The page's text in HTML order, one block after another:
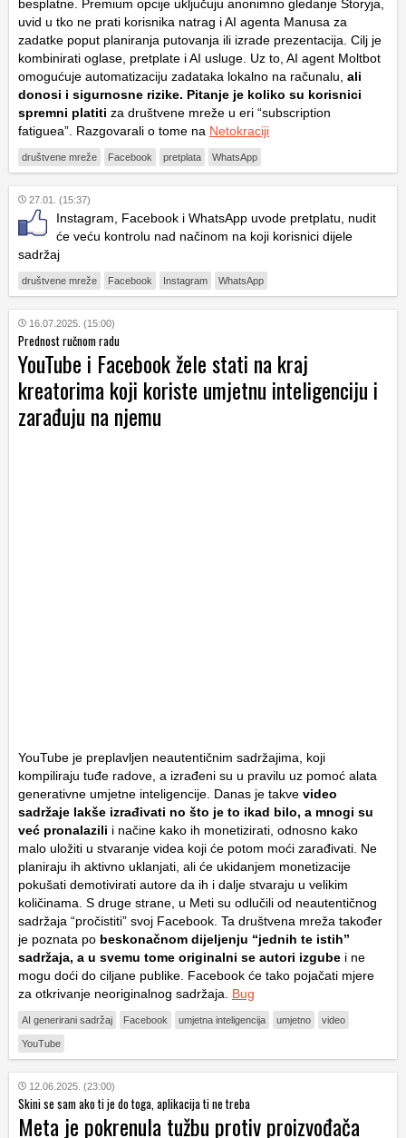
besplatne. Premium opcije uključuju anonimno gledanje Storyja,
uvid u tko ne prati korisnika natrag i AI agenta Manusa za
zadatke poput planiranja putovanja ili izrade prezentacija. Cilj je
kombinirati oglase, pretplate i AI usluge. Uz to, AI agent Moltbot
omogućuje automatizaciju zadataka lokalno na računalu, ali
donosi i sigurnosne rizike. Pitanje je koliko su korisnici
spremni platiti za društvene mreže u eri “subscription
fatiguea”. Razgovarali o tome na Netokraciji
društvene mreže Facebook pretplata WhatsApp
27.01. (15:37)
Instagram, Facebook i WhatsApp uvode pretplatu, nudit
će veću kontrolu nad načinom na koji korisnici dijele
sadržaj
društvene mreže Facebook Instagram WhatsApp
16.07.2025. (15:00)
Prednost ručnom radu
YouTube i Facebook žele stati na kraj
kreatorima koji koriste umjetnu inteligenciju i
zarađuju na njemu
YouTube je preplavljen neautentičnim sadržajima, koji
kompiliraju tuđe radove, a izrađeni su u pravilu uz pomoć alata
generativne umjetne inteligencije. Danas je takve video
sadržaje lakše izrađivati no što je to ikad bilo, a mnogi su
već pronalazili i načine kako ih monetizirati, odnosno kako
malo uložiti u stvaranje videa koji će potom moći zarađivati. Ne
planiraju ih aktivno uklanjati, ali će ukidanjem monetizacije
pokušati demotivirati autore da ih i dalje stvaraju u velikim
količinama. S druge strane, u Meti su odlučili od neautentičnog
sadržaja “pročistiti” svoj Facebook. Ta društvena mreža također
je poznata po beskonačnom dijeljenju “jednih te istih”
sadržaja, a u svemu tome originalni se autori izgube i ne
mogu doći do ciljane publike. Facebook će tako pojačati mjere
za otkrivanje neoriginalnog sadržaja. Bug
AI generirani sadržaj Facebook umjetna inteligencija umjetno video
YouTube
12.06.2025. (23:00)
Skini se sam ako ti je do toga, aplikacija ti ne treba
Meta je pokrenula tužbu protiv proizvođača